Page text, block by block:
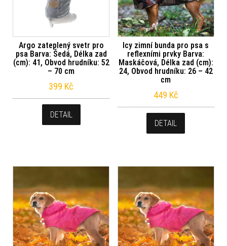
Argo zateplený svetr pro
psa Barva: Šedá, Délka zad
(cm): 41, Obvod hrudníku: 52
– 70 cm
399 Kč
DETAIL
Icy zimní bunda pro psa s
reflexními prvky Barva:
Maskáčová, Délka zad (cm):
24, Obvod hrudníku: 26 – 42
cm
449 Kč
DETAIL